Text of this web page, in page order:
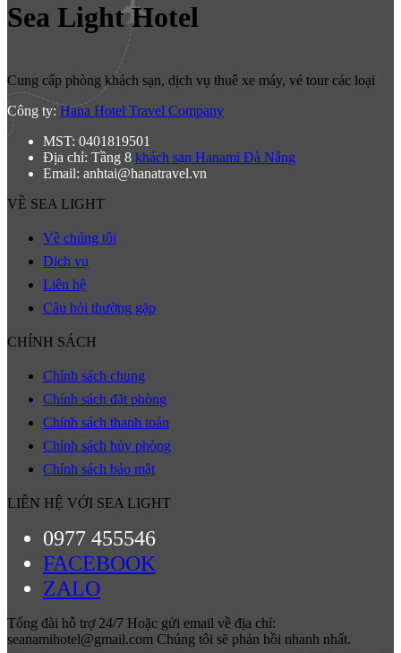
Sea Light Hotel
Cung cấp phòng khách sạn, dịch vụ thuê xe máy, vé tour các loại
Công ty: Hana Hotel Travel Company
MST: 0401819501
Địa chỉ: Tầng 8 khách sạn Hanami Đà Nẵng
Email: anhtai@hanatravel.vn
VỀ SEA LIGHT
Về chúng tôi
Dịch vụ
Liên hệ
Câu hỏi thường gặp
CHÍNH SÁCH
Chính sách chung
Chính sách đặt phòng
Chính sách thanh toán
Chính sách hủy phòng
Chính sách bảo mật
LIÊN HỆ VỚI SEA LIGHT
0977 455546
FACEBOOK
ZALO
Tổng đài hỗ trợ 24/7 Hoặc gửi email về địa chỉ:
seanamihotel@gmail.com Chúng tôi sẽ phản hồi nhanh nhất.